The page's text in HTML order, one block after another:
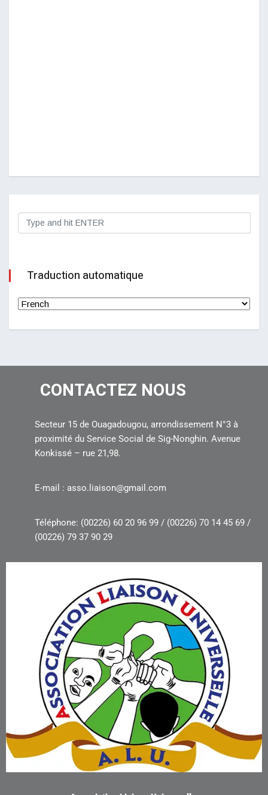
Traduction automatique
CONTACTEZ NOUS
Secteur 15 de Ouagadougou, arrondissement N°3 à
proximité du Service Social de Sig-Nonghin. Avenue
Konkissé – rue 21,98.
E-mail : asso.liaison@gmail.com
Téléphone: (00226) 60 20 96 99 / (00226) 70 14 45 69 /
(00226) 79 37 90 29